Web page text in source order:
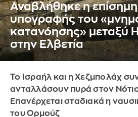
Αναβλήθηκε η επίσημη
υπογραφής του
κατανόησης» μεταξύ
στην Ελβετία
Το Ισραήλ και η Χεζμπολάχ
ανταλλάσουν πυρά στον
Επανέρχεται σταδιακά η
του Ορμούζ